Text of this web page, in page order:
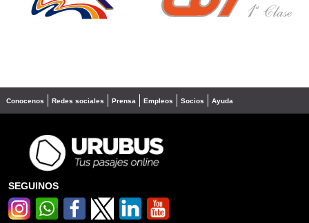
Conocenos Redes sociales Prensa Empleos Socios Ayuda
SEGUINOS